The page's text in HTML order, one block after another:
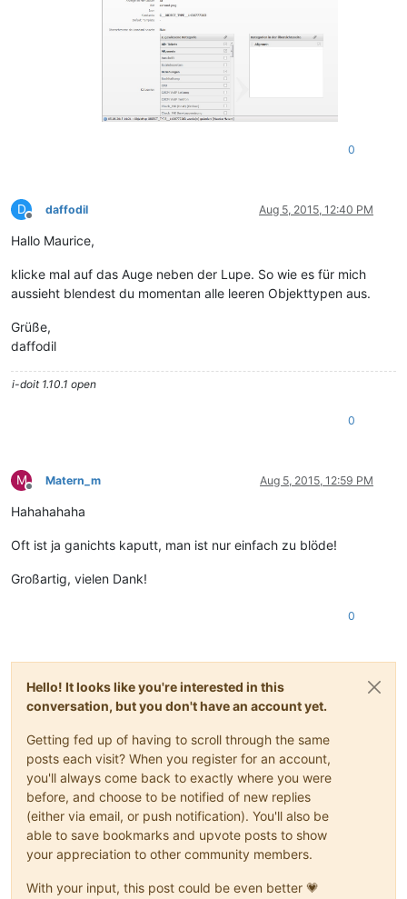
0
D
Offline
daffodil Aug 5, 2015, 12:40 PM
Hallo Maurice,
klicke mal auf das Auge neben der Lupe. So wie es für mich
aussieht blendest du momentan alle leeren Objekttypen aus.
Grüße,
daffodil
i-doit 1.10.1 open
0
M
Offline
Matern_m Aug 5, 2015, 12:59 PM
Hahahahaha
Oft ist ja ganichts kaputt, man ist nur einfach zu blöde!
Großartig, vielen Dank!
0
Hello! It looks like you're interested in this
conversation, but you don't have an account yet.
Getting fed up of having to scroll through the same
posts each visit? When you register for an account,
you'll always come back to exactly where you were
before, and choose to be notified of new replies
(either via email, or push notification). You'll also be
able to save bookmarks and upvote posts to show
your appreciation to other community members.
With your input, this post could be even better 💗